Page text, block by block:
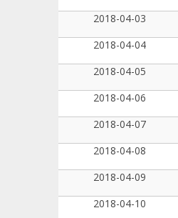
2018-04-03
2018-04-04
2018-04-05
2018-04-06
2018-04-07
2018-04-08
2018-04-09
2018-04-10